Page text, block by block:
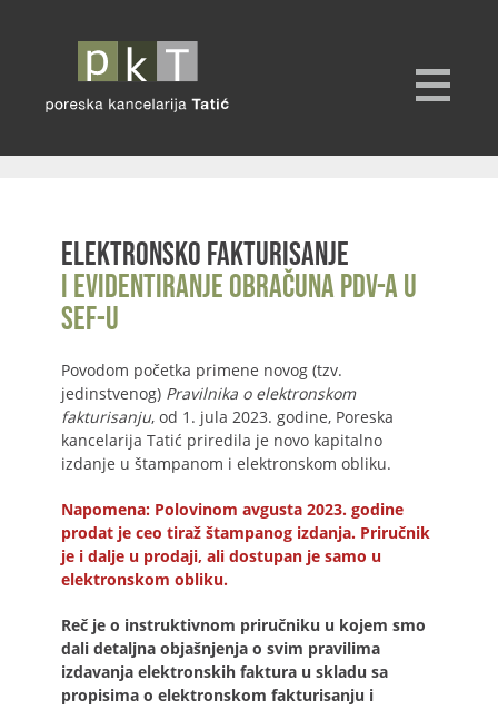
Elektronsko fakturisanje
i evidentiranje obračuna PDV-a u
SEF-u
Povodom početka primene novog (tzv.
jedinstvenog) Pravilnika o elektronskom
fakturisanju, od 1. jula 2023. godine, Poreska
kancelarija Tatić priredila je novo kapitalno
izdanje u štampanom i elektronskom obliku.
Napomena: Polovinom avgusta 2023. godine
prodat je ceo tiraž štampanog izdanja. Priručnik
je i dalje u prodaji, ali dostupan je samo u
elektronskom obliku.
Reč je o instruktivnom priručniku u kojem smo
dali detaljna objašnjenja o svim pravilima
izdavanja elektronskih faktura u skladu sa
propisima o elektronskom fakturisanju i